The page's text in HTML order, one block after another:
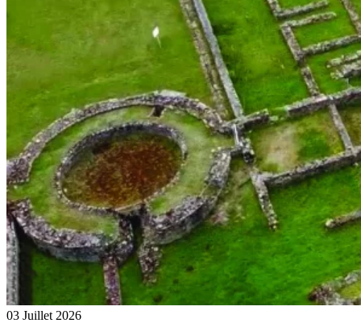
03 Juillet 2026